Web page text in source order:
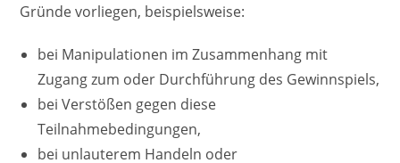
Gründe vorliegen, beispielsweise:
bei Manipulationen im Zusammenhang mit
Zugang zum oder Durchführung des Gewinnspiels,
bei Verstößen gegen diese
Teilnahmebedingungen,
bei unlauterem Handeln oder